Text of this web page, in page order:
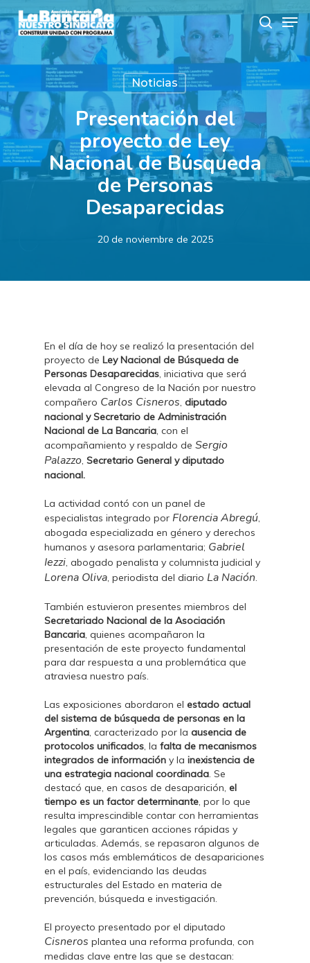
to
main
content
search
Noticias
Presentación del
proyecto de Ley
Nacional de Búsqueda
de Personas
Desaparecidas
20 de noviembre de 2025
En el día de hoy se realizó la presentación del
proyecto de Ley Nacional de Búsqueda de
Personas Desaparecidas, iniciativa que será
elevada al Congreso de la Nación por nuestro
compañero Carlos Cisneros,diputado
nacional y Secretario de Administración
Nacional de La Bancaria, con el
acompañamiento y respaldo deSergio
Palazzo,Secretario General y diputado
nacional.
La actividad contó con un panel de
especialistas integrado por Florencia Abregú,
abogada especializada en género y derechos
humanos y asesora parlamentaria; Gabriel
Iezzi, abogado penalista y columnista judicial y
Lorena Oliva, periodista del diario La Nación.
También estuvieron presentes miembros del
Secretariado Nacional de la Asociación
Bancaria, quienes acompañaron la
presentación de este proyecto fundamental
para dar respuesta a una problemática que
atraviesa nuestro país.
Las exposiciones abordaron elestado actual
del sistema de búsqueda de personas en la
Argentina, caracterizado por laausencia de
protocolos unificados, lafalta de mecanismos
integrados de información y lainexistencia de
una estrategia nacional coordinada. Se
destacó que, en casos de desaparición,el
tiempo es un factor determinante, por lo que
resulta imprescindible contar con herramientas
legales que garanticen acciones rápidas y
articuladas. Además, se repasaron algunos de
los casos más emblemáticos de desapariciones
en el país, evidenciando las deudas
estructurales del Estado en materia de
prevención, búsqueda e investigación.
El proyecto presentado por el diputado
Cisneros plantea una reforma profunda, con
medidas clave entre las que se destacan: